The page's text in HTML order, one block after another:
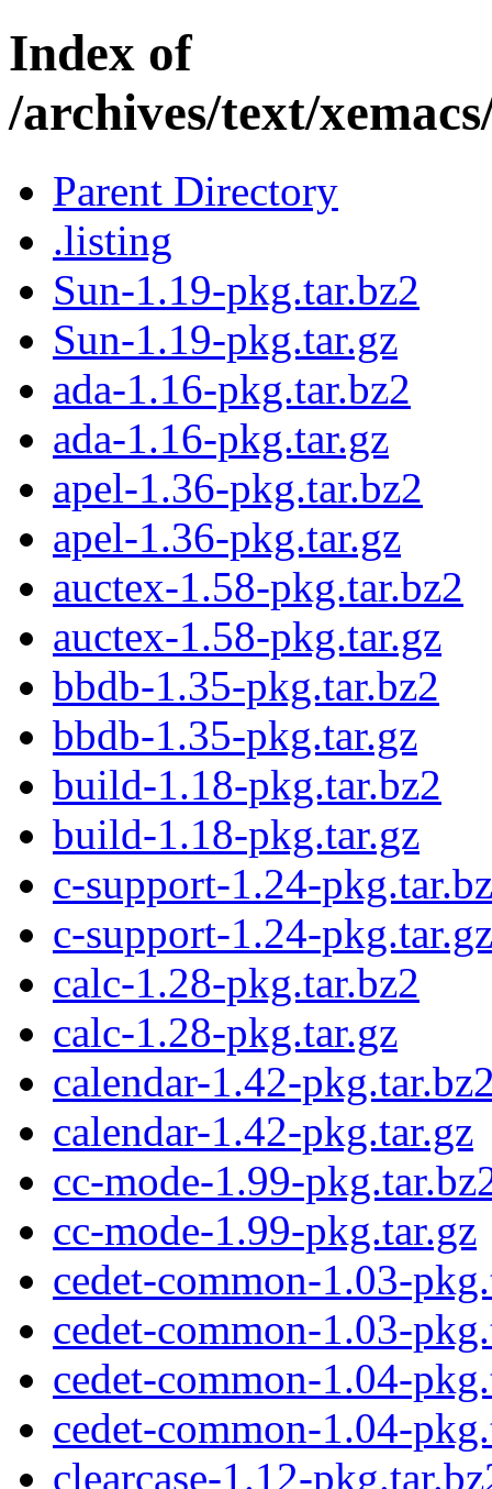
Index of
/archives/text/
Parent Directory
.listing
Sun-1.19-pkg.tar.bz2
Sun-1.19-pkg.tar.gz
ada-1.16-pkg.tar.bz2
ada-1.16-pkg.tar.gz
apel-1.36-pkg.tar.bz2
apel-1.36-pkg.tar.gz
auctex-1.58-pkg.tar.bz2
auctex-1.58-pkg.tar.gz
bbdb-1.35-pkg.tar.bz2
bbdb-1.35-pkg.tar.gz
build-1.18-pkg.tar.bz2
build-1.18-pkg.tar.gz
c-support-1.24-
c-support-1.24-pkg.tar.gz
calc-1.28-pkg.tar.bz2
calc-1.28-pkg.tar.gz
calendar-1.42-
calendar-1.42-pkg.tar.gz
cc-mode-1.99-
cc-mode-1.99-pkg.tar.gz
cedet-common-1.03-
cedet-common-1.03-
cedet-common-1.04-
cedet-common-1.04-
clearcase-1.12-